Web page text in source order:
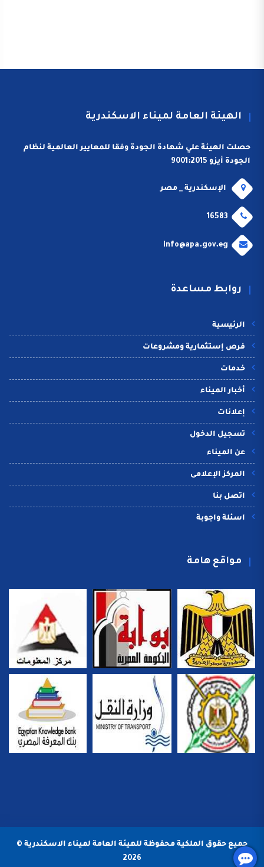
الهيئة العامة لميناء الاسكندرية
حصلت الهيئة علي شهادة الجودة وفقا للمعايير العالمية لنظام
الجودة أيزو 9001:2015
الإسكندرية _ مصر
16583
info@apa.gov.eg
روابط مساعدة
الرئيسية
فرص إستثمارية ومشروعات
خدمات
أخبار الميناء
إعلانات
تسجيل الدخول
عن الميناء
المركز الإعلامى
اتصل بنا
اسئلة واجوبة
مواقع هامة
جميع حقوق الملكية محفوظة للهيئة العامة لميناء الاسكندرية ©
2026